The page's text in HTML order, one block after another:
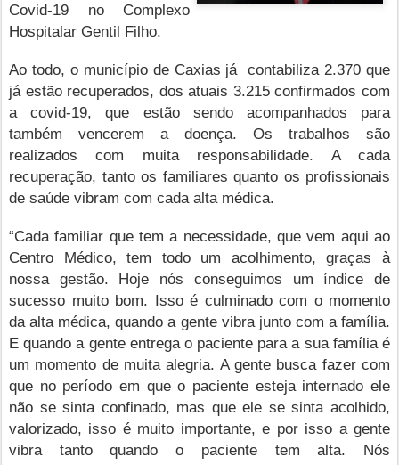
Covid-19 no Complexo
Hospitalar Gentil Filho.
Ao todo, o município de Caxias já contabiliza 2.370 que
já estão recuperados, dos atuais 3.215 confirmados com
a covid-19, que estão sendo acompanhados para
também vencerem a doença. Os trabalhos são
realizados com muita responsabilidade. A cada
recuperação, tanto os familiares quanto os profissionais
de saúde vibram com cada alta médica.
“Cada familiar que tem a necessidade, que vem aqui ao
Centro Médico, tem todo um acolhimento, graças à
nossa gestão. Hoje nós conseguimos um índice de
sucesso muito bom. Isso é culminado com o momento
da alta médica, quando a gente vibra junto com a família.
E quando a gente entrega o paciente para a sua família é
um momento de muita alegria. A gente busca fazer com
que no período em que o paciente esteja internado ele
não se sinta confinado, mas que ele se sinta acolhido,
valorizado, isso é muito importante, e por isso a gente
vibra tanto quando o paciente tem alta. Nós